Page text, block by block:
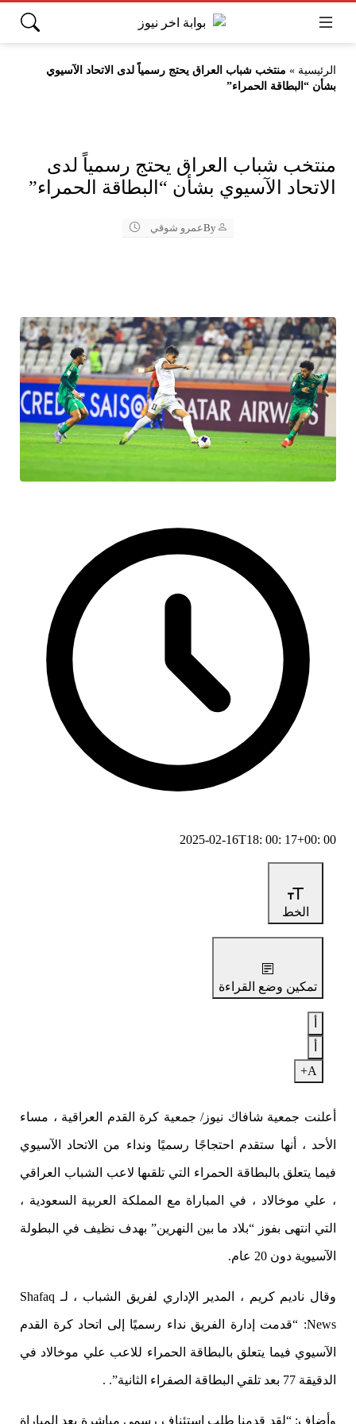
الرئيسية » منتخب شباب العراق يحتج رسمياً لدى الاتحاد الآسيوي
بشأن “البطاقة الحمراء”
منتخب شباب العراق يحتج رسمياً لدى
الاتحاد الآسيوي بشأن “البطاقة الحمراء”
Byعمرو شوقي
2025-02-16T18: 00: 17+00: 00
الخط
تمكين وضع القراءة
A+
أعلنت جمعية شافاك نيوز/ جمعية كرة القدم العراقية ، مساء
الأحد ، أنها ستقدم احتجاجًا رسميًا ونداء من الاتحاد الآسيوي
فيما يتعلق بالبطاقة الحمراء التي تلقىها لاعب الشباب العراقي
، علي موخالاد ، في المباراة مع المملكة العربية السعودية ،
التي انتهى بفوز “بلاد ما بين النهرين” بهدف نظيف في البطولة
الآسيوية دون 20 عام.
وقال ناديم كريم ، المدير الإداري لفريق الشباب ، لـ Shafaq
News: “قدمت إدارة الفريق نداء رسميًا إلى اتحاد كرة القدم
الآسيوي فيما يتعلق بالبطاقة الحمراء للاعب علي موخالاد في
الدقيقة 77 بعد تلقي البطاقة الصفراء الثانية”. .
وأضاف: “لقد قدمنا ​​طلب استئناف رسمي مباشرة بعد المباراة